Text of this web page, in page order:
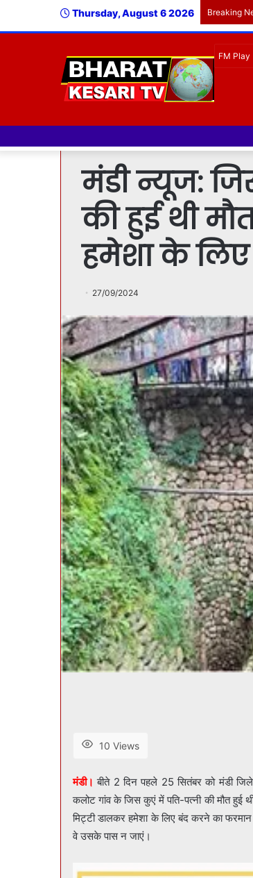
Thursday, August 6 2026 Breaking
मंडी न्यूज:
की हुई थी
हमेशा के लिए
27/09/2024
10 Views
मंडी। बीते 2 दिन पहले 25 सितंबर को मंडी
कलोट गांव के जिस कुएं में पति-पत्नी की मौत
मिट्टी डालकर हमेशा के लिए बंद करने का फरमान
वे उसके पास न जाएं।